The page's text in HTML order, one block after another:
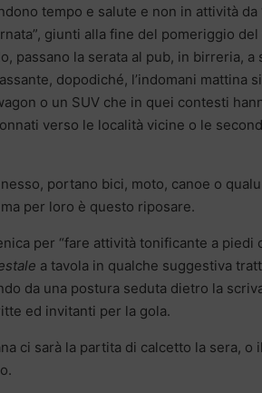
tempo e salute e non in attività da
giunti alla fine del pomeriggio
passano la serata al pub, in birreria,
dopodiché, l’indomani mattina
o un SUV che in quei contesti
verso le località vicine o le
portano bici, moto, canoe o
per loro è questo riposare.
per “fare attività tonificante a piedi
a tavola in qualche suggestiva
da una postura seduta dietro la
ed invitanti per la gola.
ci sarà la partita di calcetto la sera,